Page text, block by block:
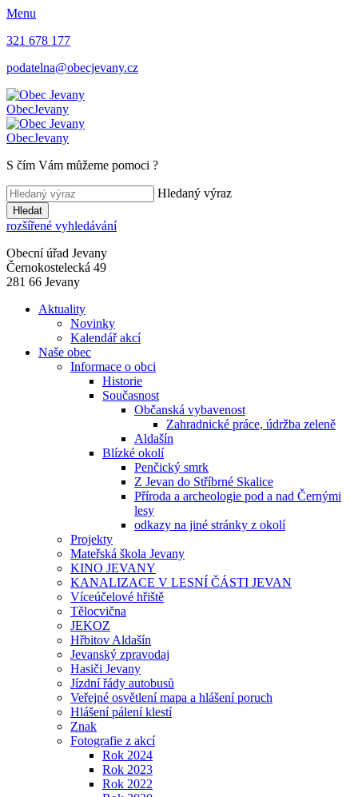
Menu
321 678 177
podatelna@obecjevany.cz
ObecJevany
ObecJevany
S čím Vám můžeme pomoci ?
Hledaný výraz
Hledat
rozšířené vyhledávání
Obecní úřad Jevany
Černokostelecká 49
281 66 Jevany
Aktuality
Novinky
Kalendář akcí
Naše obec
Informace o obci
Historie
Současnost
Občanská vybavenost
Zahradnické práce, údržba zeleně
Aldašín
Blízké okolí
Penčický smrk
Z Jevan do Stříbrné Skalice
Příroda a archeologie pod a nad Černými
lesy
odkazy na jiné stránky z okolí
Projekty
Mateřská škola Jevany
KINO JEVANY
KANALIZACE V LESNÍ ČÁSTI JEVAN
Víceúčelové hřiště
Tělocvična
JEKOZ
Hřbitov Aldašín
Jevanský zpravodaj
Hasiči Jevany
Jízdní řády autobusů
Veřejné osvětlení mapa a hlášení poruch
Hlášení pálení klestí
Znak
Fotografie z akcí
Rok 2024
Rok 2023
Rok 2022